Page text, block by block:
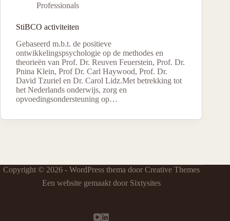
Professionals
StiBCO activiteiten
Gebaseerd m.b.t. de positieve
ontwikkelingspsychologie op de methodes en
theorieën van Prof. Dr. Reuven Feuerstein, Prof. Dr.
Pnina Klein, Prof Dr. Carl Haywood, Prof. Dr.
David Tzuriel en Dr. Carol Lidz.Met betrekking tot
het Nederlands onderwijs, zorg en
opvoedingsondersteuning op…
Copyright © 2026 - WordPress thema door Creative Themes
Een website gemaakt door Sixtysites